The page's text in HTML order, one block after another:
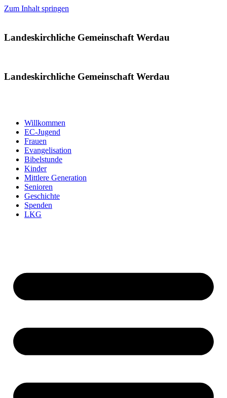
Zum Inhalt springen
Landeskirchliche Gemeinschaft Werdau
Landeskirchliche Gemeinschaft Werdau
Willkommen
EC-Jugend
Frauen
Evangelisation
Bibelstunde
Kinder
Mittlere Generation
Senioren
Geschichte
Spenden
LKG